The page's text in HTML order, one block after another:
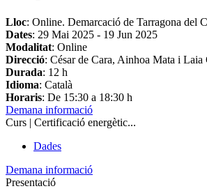
Lloc: Online. Demarcació de Tarragona del
Dates: 29 Mai 2025 - 19 Jun 2025
Modalitat: Online
Direcció: César de Cara, Ainhoa Mata i
Durada: 12 h
Idioma: Català
Horaris: De 15:30 a 18:30 h
Demana informació
Curs | Certificació energètic...
Dades
Demana informació
Presentació